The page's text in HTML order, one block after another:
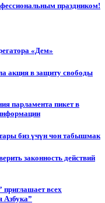
праздником!
«Дем»
акция в защиту свободы
парламента пикет в
биз үчүн чон табышмак
законность действий
всех
Азбука”